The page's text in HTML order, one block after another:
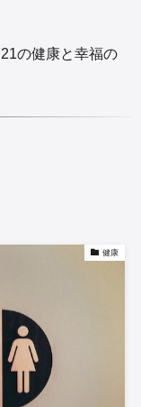
の健康と幸福の
健康